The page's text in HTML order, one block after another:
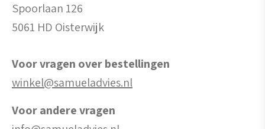
Spoorlaan 126
5061 HD Oisterwijk
Voor vragen over bestellingen
winkel@samueladvies.nl
Voor andere vragen